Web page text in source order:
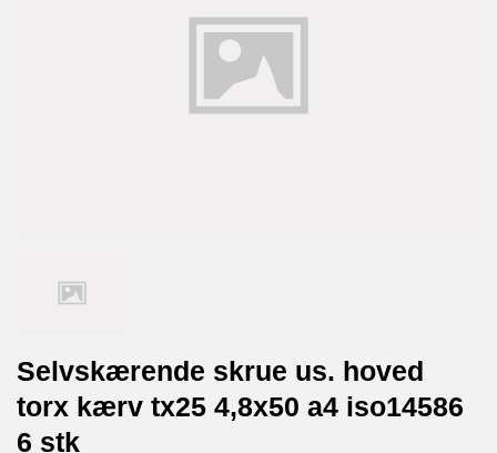
Selvskærende skrue us. hoved
torx kærv tx25 4,8x50 a4 iso14586
6 stk